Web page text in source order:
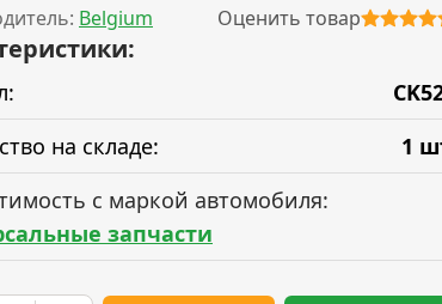
Belgium Оценить товар
на складе:
1
с маркой автомобиля:
запчасти